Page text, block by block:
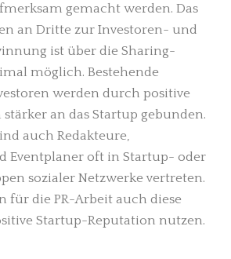
gemacht werden. Das
an Dritte zur Investoren- und
ist über die Sharing-
möglich. Bestehende
werden durch positive
an das Startup gebunden.
auch Redakteure,
Eventplaner oft in Startup- oder
sozialer Netzwerke vertreten.
für die PR-Arbeit auch diese
Startup-Reputation nutzen.